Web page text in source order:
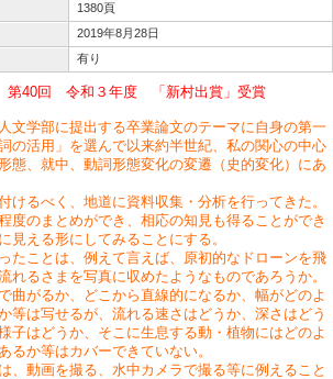
1380頁
2019年8月28日
有り
第40回 令和３年度 「新村出賞」受賞
文学部に提出する卒業論文のテーマに自身の第一
の活用」を選んで以来約半世紀、私の関心の中心
態、就中、動詞形態変化の変遷（史的変化）にあ
けるべく、地道に資料収集・分析を行ってきた。
度のまとめができ、相応の知見も得ることができ
見える形にしてみることにする。
たことは、例えて言えば、原初的なドローンを飛
れるさまを写真に収めたようなものであろうか。
曲がるか、どこから直線的になるか、幅がどのよ
等は写せるが、流れる速さはどうか、深さはどう
子はどうか、そこに生息する動・植物にはどのよ
るか等はカバーできていない。
、動画を撮る、水中カメラで撮る等に例えること